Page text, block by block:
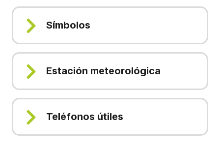
Símbolos
Estación meteorológica
Teléfonos útiles